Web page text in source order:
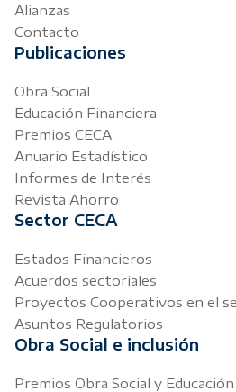
Alianzas
Contacto
Publicaciones
Obra Social
Educación Financiera
Premios CECA
Anuario Estadístico
Informes de Interés
Revista Ahorro
Sector CECA
Estados Financieros
Acuerdos sectoriales
Proyectos Cooperativos en el
Asuntos Regulatorios
Obra Social e inclusión
Premios Obra Social y